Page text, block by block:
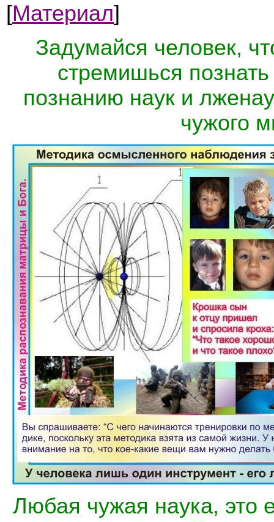
[Материал]
Задумайся человек,
стремишься
познанию наук и
чужого
Любая чужая наука, это